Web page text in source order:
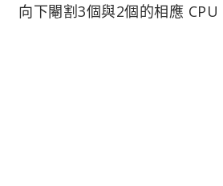
向下閹割3個與2個的相應 CPU